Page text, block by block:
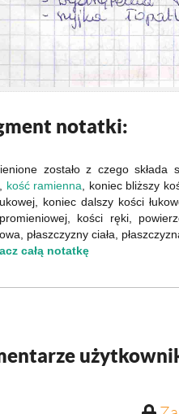
notatki:
zostało z czego składa
kość ramienna , koniec bliższy
koniec dalszy kości
kości ręki,
płaszczyzny ciała,
całą notatkę